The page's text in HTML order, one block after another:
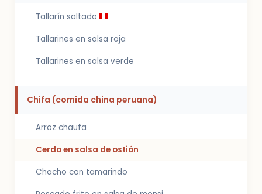
Tallarín saltado
Tallarines en salsa roja
Tallarines en salsa verde
Chifa (comida china peruana)
Arroz chaufa
Cerdo en salsa de ostión
Chacho con tamarindo